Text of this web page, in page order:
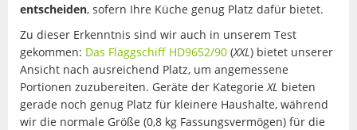
entscheiden, sofern Ihre Küche genug Platz dafür bietet.
Zu dieser Erkenntnis sind wir auch in unserem Test
gekommen: Das Flaggschiff HD9652/90 (XXL) bietet unserer
Ansicht nach ausreichend Platz, um angemessene
Portionen zuzubereiten. Geräte der KategorieXL bieten
gerade noch genug Platz für kleinere Haushalte, während
wir die normale Größe (0,8 kg Fassungsvermögen) für die